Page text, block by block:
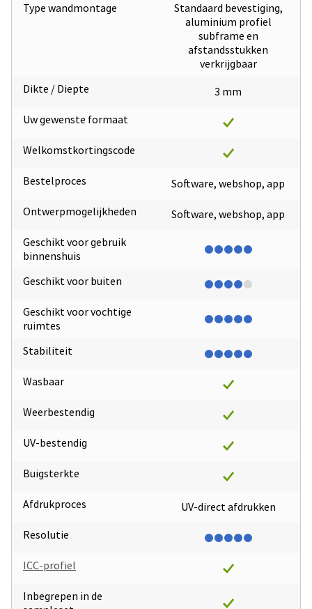
Type wandmontage
Dikte / Diepte
Uw gewenste formaat
Welkomstkortingscode
Bestelproces
Ontwerpmogelijkheden
Geschikt voor gebruik
binnenshuis
Geschikt voor buiten
Geschikt voor vochtige
ruimtes
Stabiliteit
Wasbaar
Weerbestendig
UV-bestendig
Buigsterkte
Afdrukproces
Resolutie
ICC-profiel
Inbegrepen in de
Standaard bevestiging,
aluminium profiel
subframe en
afstandsstukken
verkrijgbaar
3 mm
Software, webshop, app
Software, webshop, app
UV-direct afdrukken